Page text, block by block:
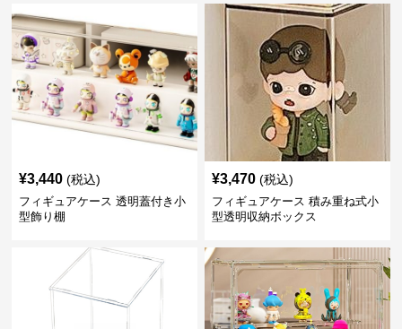
¥3,440 (税込)
フィギュアケース 透明蓋付き小
型飾り棚
¥3,470 (税込)
フィギュアケース 積み重ね式小
型透明収納ボックス